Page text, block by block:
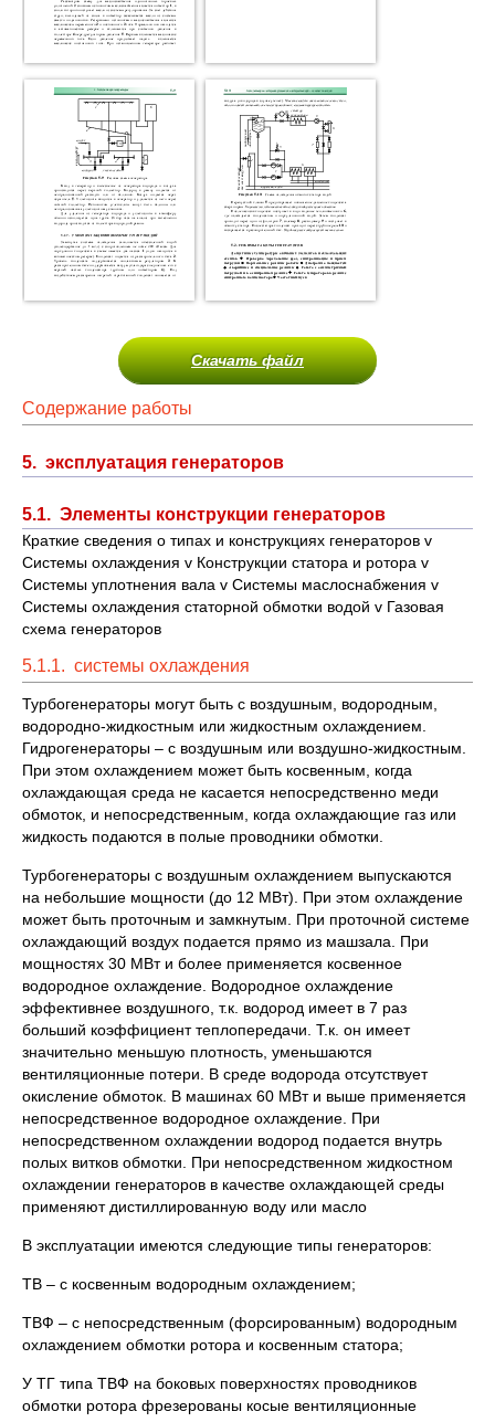
Скачать файл
Содержание работы
5. эксплуатация генераторов
5.1. Элементы конструкции генераторов
Краткие сведения о типах и конструкциях генераторов v
Системы охлаждения v Конструкции статора и ротора v
Системы уплотнения вала v Системы маслоснабжения v
Системы охлаждения статорной обмотки водой v Газовая
схема генераторов
5.1.1. системы охлаждения
Турбогенераторы могут быть с воздушным, водородным,
водородно-жидкостным или жидкостным охлаждением.
Гидрогенераторы – с воздушным или воздушно-жидкостным.
При этом охлаждением может быть косвенным, когда
охлаждающая среда не касается непосредственно меди
обмоток, и непосредственным, когда охлаждающие газ или
жидкость подаются в полые проводники обмотки.
Турбогенераторы с воздушным охлаждением выпускаются
на небольшие мощности (до 12 МВт). При этом охлаждение
может быть проточным и замкнутым. При проточной системе
охлаждающий воздух подается прямо из машзала. При
мощностях 30 МВт и более применяется косвенное
водородное охлаждение. Водородное охлаждение
эффективнее воздушного, т.к. водород имеет в 7 раз
больший коэффициент теплопередачи. Т.к. он имеет
значительно меньшую плотность, уменьшаются
вентиляционные потери. В среде водорода отсутствует
окисление обмоток. В машинах 60 МВт и выше применяется
непосредственное водородное охлаждение. При
непосредственном охлаждении водород подается внутрь
полых витков обмотки. При непосредственном жидкостном
охлаждении генераторов в качестве охлаждающей среды
применяют дистиллированную воду или масло
В эксплуатации имеются следующие типы генераторов:
ТВ – с косвенным водородным охлаждением;
ТВФ – с непосредственным (форсированным) водородным
охлаждением обмотки ротора и косвенным статора;
У ТГ типа ТВФ на боковых поверхностях проводников
обмотки ротора фрезерованы косые вентиляционные